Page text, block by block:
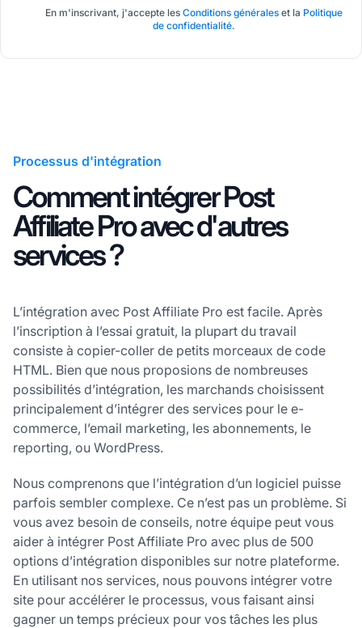
En m'inscrivant, j'accepte les Conditions générales et la Politique
de confidentialité.
Processus d'intégration
Comment intégrer Post
Affiliate Pro avec d'autres
services ?
L’intégration avec Post Affiliate Pro est facile. Après
l’inscription à l’essai gratuit, la plupart du travail
consiste à copier-coller de petits morceaux de code
HTML. Bien que nous proposions de nombreuses
possibilités d’intégration, les marchands choisissent
principalement d’intégrer des services pour le e-
commerce, l’email marketing, les abonnements, le
reporting, ou WordPress.
Nous comprenons que l’intégration d’un logiciel puisse
parfois sembler complexe. Ce n’est pas un problème. Si
vous avez besoin de conseils, notre équipe peut vous
aider à intégrer Post Affiliate Pro avec plus de 500
options d’intégration disponibles sur notre plateforme.
En utilisant nos services, nous pouvons intégrer votre
site pour accélérer le processus, vous faisant ainsi
gagner un temps précieux pour vos tâches les plus